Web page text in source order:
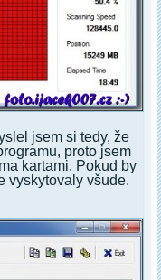
jsem si tedy, že
proto jsem
kartami. Pokud by
vyskytovaly všude.